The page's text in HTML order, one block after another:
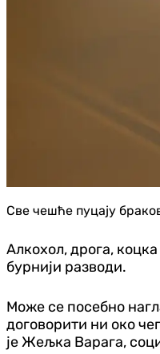
Све чешће пуцају
Алкохол, дрога,
бурнији разводи.
Може се посебно
договорити ни око
је Жељка Варага,